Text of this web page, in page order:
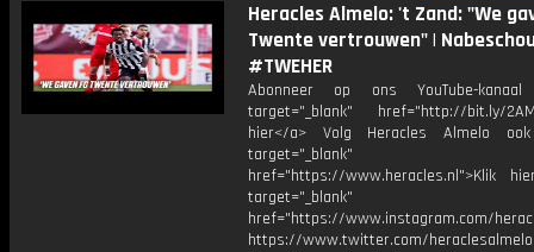
Heracles Almelo: 't Zand: "We
Twente vertrouwen" |
#TWEHER
Abonneer op ons YouTube-
target="_blank" href="http://bit.ly/
hier</a> Volg Heracles Almelo
target="_blank"
href="https://www.heracles.nl">Klik
target="_blank"
href="https://www.instagram.com/
https://www.twitter.com/heraclesalmelo